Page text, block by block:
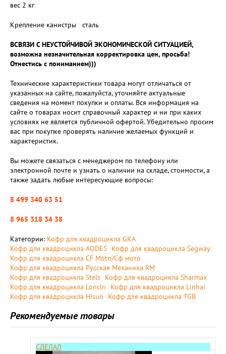
вес 2 кг
Крепление канистры сталь
ВСВЯЗИ С НЕУСТОЙЧИВОЙ ЭКОНОМИЧЕСКОЙ СИТУАЦИЕЙ,
возможна незначительная корректировка цен, просьба!
Отнестись с пониманием)))
Технические характеристики товара могут отличаться от
указанных на сайте, пожалуйста, уточняйте актуальные
сведения на момент покупки и оплаты. Вся информация на
сайте о товарах носит справочный характер и ни при каких
условиях не является публичной офертой. Убедительно просим
вас при покупке проверять наличие желаемых функций и
характеристик.
Вы можете связаться с менеджером по телефону или
электронной почте и узнать о наличии на складе, стоимости, а
также задать любые интересующие вопросы:
8 499 340 63 51
8 965 318 34 38
Категории: Кофр для квадроцикла GKA
Кофр для квадроцикла AODES Кофр для квадроцикла Segway
Кофр для квадроцикла CF Moto/Сф мото
Кофр для квадроцикла Русская Механика RM
Кофр для квадроцикла Stels Кофр для квадроцикла Sharmax
Кофр для квадроцикла Loncin
Кофр для квадроцикла Linhai
Кофр для квадроцикла Hisun
Кофр для квадроцикла TGB
Рекомендуемые товары
СДЕЛАЛ